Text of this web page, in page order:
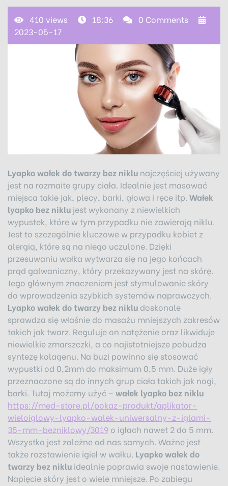
410 views 18:36
0 Comments
2023-05-17
Lyapko wałek do twarzy bez niklu najczęściej używany
jest na rozmaite grupy ciała. Idealnie jest masować
miejsca takie jak, plecy, barki, głowa i ręce itp. Wałek
lyapko bez niklu jest wykonany z niewielkich
wypustek, które w tym przypadku nie zawierają niklu.
Jest to szczególnie kluczowe w przypadku kobiet z
alergią, które są na niego uczulone. Dzięki
przesuwaniu wałka wytwarza się na jego końcach
prąd galwaniczny, który przekazywany jest na skórę.
Jego głównym znaczeniem jest stymulowanie skóry
do wprowadzenia szybkich systemów naprawczych.
Lyapko wałek do twarzy bez niklu doskonale
sprawdza się właśnie do masażu mniejszych zakresów
takich jak twarz. Reguluje on natężenie oraz likwiduje
niewielkie zmarszczki, a co najistotniejsze pobudza
syntezę kolagenu. Na buzi powinno się stosować
wypustki od 0,2mm do maksimum 0,5 mm. Duże igły
przeznaczone są do innych grup ciała takich jak nogi,
barki. Tutaj możemy użyć – wałek lyapko bez niklu
https://med-store.pl/pokaz-produkt/aplikator-
wieloiglowy-lyapko-walek-uniwersalny-z-iglami-
35-mm-bezniklowy/3019 o igłach nawet 2 do 5 mm.
Wszystko jest zależne od nas samych. Ważne jest
także rozstawienie igieł w wałku. Lyapko wałek do
twarzy bez niklu idealnie poprawia swoje nastawienie.
Napięcie skóry jest o wiele mniejsze. Po zabiegu